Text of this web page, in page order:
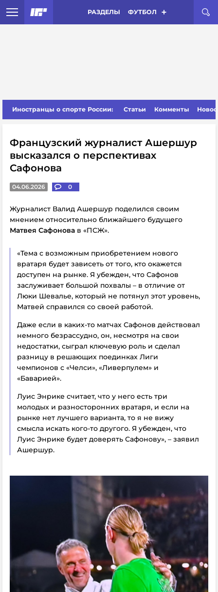
РАЗДЕЛЫ ФУТБОЛ
Иностранцы о спорте России: Статьи Комменты
Французский журналист Ашершур
высказался о перспективах
Сафонова
04.06.2026 0
Журналист Валид Ашершур поделился своим
мнением относительно ближайшего будущего
Матвея Сафонова в «ПСЖ».
«Тема с возможным приобретением нового
вратаря будет зависеть от того, кто окажется
доступен на рынке. Я убежден, что Сафонов
заслуживает большой похвалы – в отличие от
Люки Шевалье, который не потянул этот уровень,
Матвей справился со своей работой.
Даже если в каких-то матчах Сафонов действовал
немного безрассудно, он, несмотря на свои
недостатки, сыграл ключевую роль и сделал
разницу в решающих поединках Лиги
чемпионов с «Челси», «Ливерпулем» и
«Баварией».
Луис Энрике считает, что у него есть три
молодых и разносторонних вратаря, и если на
рынке нет лучшего варианта, то я не вижу
смысла искать кого-то другого. Я убежден, что
Луис Энрике будет доверять Сафонову», – заявил
Ашершур.